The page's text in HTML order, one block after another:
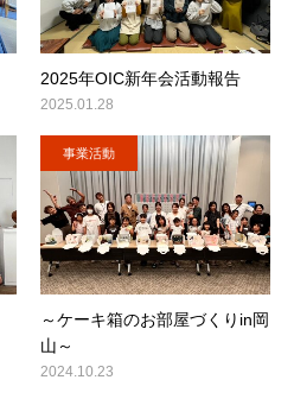
2025年OIC新年会活動報告
2025.01.28
事業活動
～ケーキ箱のお部屋づくりin岡
山～
2024.10.23